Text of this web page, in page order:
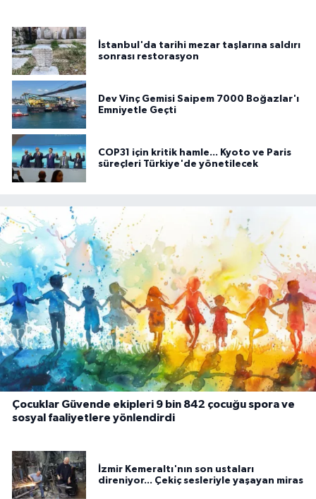
İstanbul'da tarihi mezar taşlarına saldırı
sonrası restorasyon
Dev Vinç Gemisi Saipem 7000 Boğazlar'ı
Emniyetle Geçti
COP31 için kritik hamle... Kyoto ve Paris
süreçleri Türkiye'de yönetilecek
Çocuklar Güvende ekipleri 9 bin 842 çocuğu spora ve
sosyal faaliyetlere yönlendirdi
İzmir Kemeraltı'nın son ustaları
direniyor... Çekiç sesleriyle yaşayan miras